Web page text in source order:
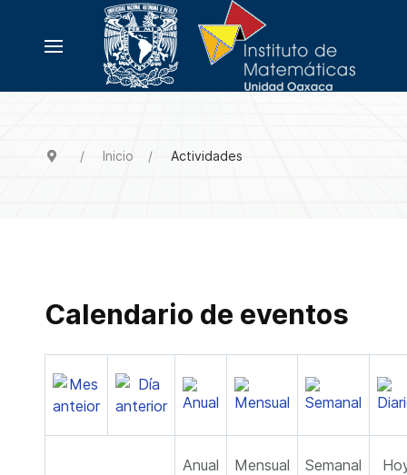
Inicio Actividades
Calendario de eventos
Anual Mensual Semanal